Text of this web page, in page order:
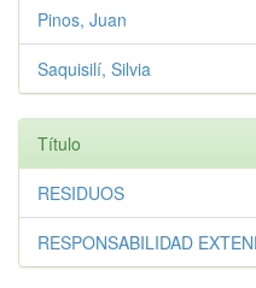
Pinos, Juan
Saquisilí, Silvia
Título
RESIDUOS
RESPONSABILIDAD